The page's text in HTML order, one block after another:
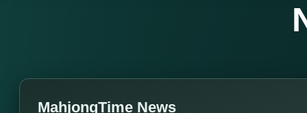
MahjongTime News